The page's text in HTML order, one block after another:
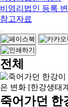
비영리법인 등록
참고자료
전체
죽어가던 한